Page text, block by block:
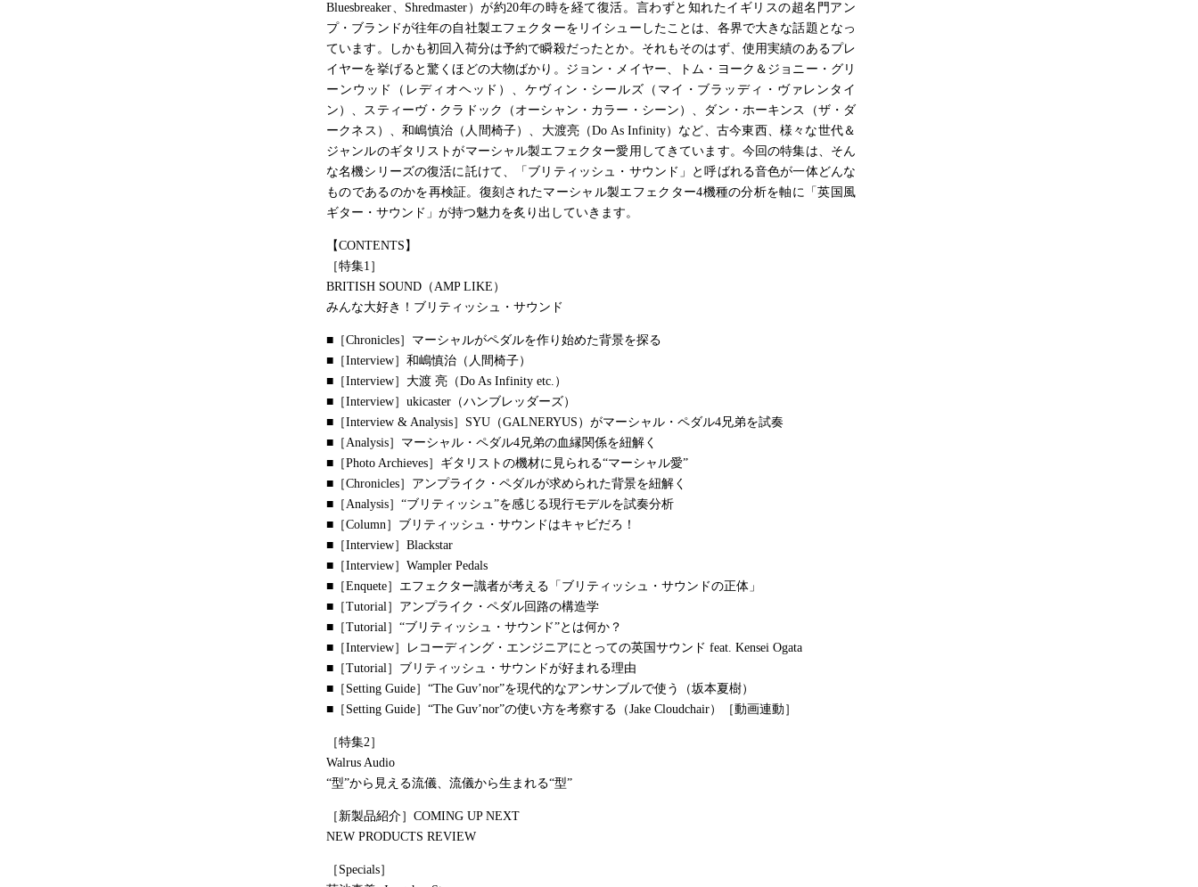
Bluesbreaker、Shredmaster）が約20年の時を経て復活。言わずと知れたイギリスの超名門アン
プ・ブランドが往年の自社製エフェクターをリイシューしたことは、各界で大きな話題となっ
ています。しかも初回入荷分は予約で瞬殺だったとか。それもそのはず、使用実績のあるプレ
イヤーを挙げると驚くほどの大物ばかり。ジョン・メイヤー、トム・ヨーク＆ジョニー・グリ
ーンウッド（レディオヘッド）、ケヴィン・シールズ（マイ・ブラッディ・ヴァレンタイ
ン）、スティーヴ・クラドック（オーシャン・カラー・シーン）、ダン・ホーキンス（ザ・ダ
ークネス）、和嶋慎治（人間椅子）、大渡亮（Do As Infinity）など、古今東西、様々な世代＆
ジャンルのギタリストがマーシャル製エフェクター愛用してきています。今回の特集は、そん
な名機シリーズの復活に託けて、「ブリティッシュ・サウンド」と呼ばれる音色が一体どんな
ものであるのかを再検証。復刻されたマーシャル製エフェクター4機種の分析を軸に「英国風
ギター・サウンド」が持つ魅力を炙り出していきます。
【CONTENTS】
［特集1］
BRITISH SOUND（AMP LIKE）
みんな大好き！ブリティッシュ・サウンド
■［Chronicles］マーシャルがペダルを作り始めた背景を探る
■［Interview］和嶋慎治（人間椅子）
■［Interview］大渡 亮（Do As Infinity etc.）
■［Interview］ukicaster（ハンブレッダーズ）
■［Interview & Analysis］SYU（GALNERYUS）がマーシャル・ペダル4兄弟を試奏
■［Analysis］マーシャル・ペダル4兄弟の血縁関係を紐解く
■［Photo Archieves］ギタリストの機材に見られる“マーシャル愛”
■［Chronicles］アンプライク・ペダルが求められた背景を紐解く
■［Analysis］“ブリティッシュ”を感じる現行モデルを試奏分析
■［Column］ブリティッシュ・サウンドはキャビだろ！
■［Interview］Blackstar
■［Interview］Wampler Pedals
■［Enquete］エフェクター識者が考える「ブリティッシュ・サウンドの正体」
■［Tutorial］アンプライク・ペダル回路の構造学
■［Tutorial］“ブリティッシュ・サウンド”とは何か？
■［Interview］レコーディング・エンジニアにとっての英国サウンド feat. Kensei Ogata
■［Tutorial］ブリティッシュ・サウンドが好まれる理由
■［Setting Guide］“The Guv’nor”を現代的なアンサンブルで使う（坂本夏樹）
■［Setting Guide］“The Guv’nor”の使い方を考察する（Jake Cloudchair）［動画連動］
［特集2］
Walrus Audio
“型”から見える流儀、流儀から生まれる“型”
［新製品紹介］COMING UP NEXT
NEW PRODUCTS REVIEW
［Specials］